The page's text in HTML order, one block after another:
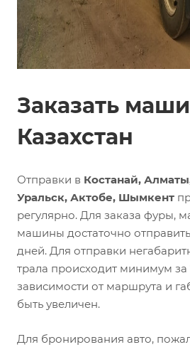
Заказать
Казахстан
Отправки в Костанай,
Уральск, Актобе, Шымкент
регулярно. Для заказа фуры,
машины достаточно
дней. Для отправки
трала происходит минимум за
зависимости от маршрута и
быть увеличен.
Для бронирования авто,